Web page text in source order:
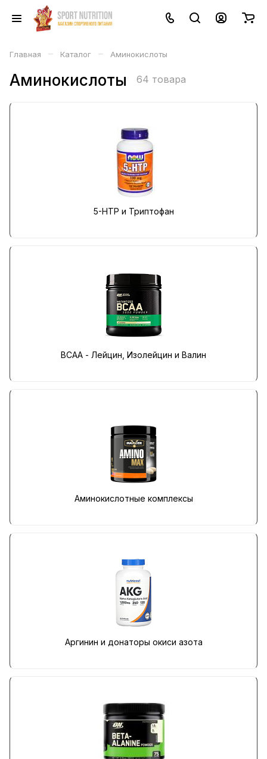
Главная – Каталог – Аминокислоты
Аминокислоты 64 товара
5-HTP и Триптофан
BCAA - Лейцин, Изолейцин и Валин
Аминокислотные комплексы
Аргинин и донаторы окиси азота